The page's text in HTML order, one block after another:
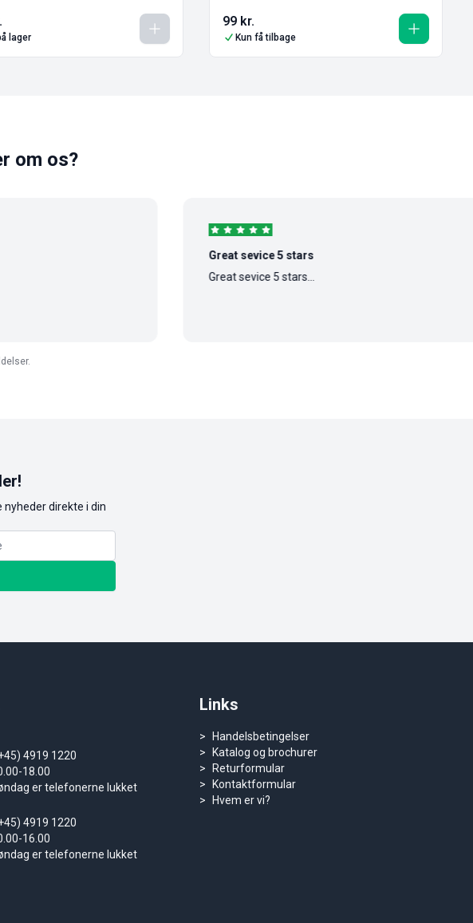
lager
99 kr.
Kun få tilbage
om os?
Great sevice 5 stars
Great sevice 5 stars...
direkte i din
4919 1220
18.00
er telefonerne lukket
4919 1220
16.00
er telefonerne lukket
Links
Handelsbetingelser
Katalog og brochurer
Returformular
Kontaktformular
Hvem er vi?